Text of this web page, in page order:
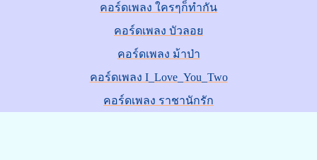
คอร์ดเพลง ใครๆก็ทำกัน
คอร์ดเพลง บัวลอย
คอร์ดเพลง ม้าป่า
คอร์ดเพลง I_Love_You_Two
คอร์ดเพลง ราชานักรัก